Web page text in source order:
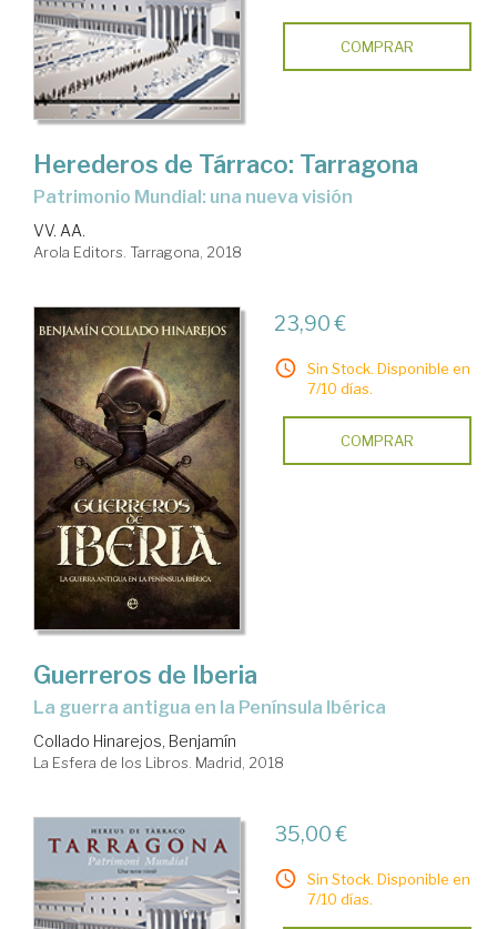
COMPRAR
Herederos de Tárraco: Tarragona
Patrimonio Mundial: una nueva visión
VV. AA.
Arola Editors. Tarragona, 2018
23,90 €
Sin Stock. Disponible en
7/10 días.
COMPRAR
Guerreros de Iberia
la guerra antigua en la Península Ibérica
Collado Hinarejos, Benjamín
La Esfera de los Libros. Madrid, 2018
35,00 €
Sin Stock. Disponible en
7/10 días.